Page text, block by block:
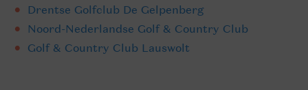
Drentse Golfclub De Gelpenberg
Noord-Nederlandse Golf & Country Club
Golf & Country Club Lauswolt